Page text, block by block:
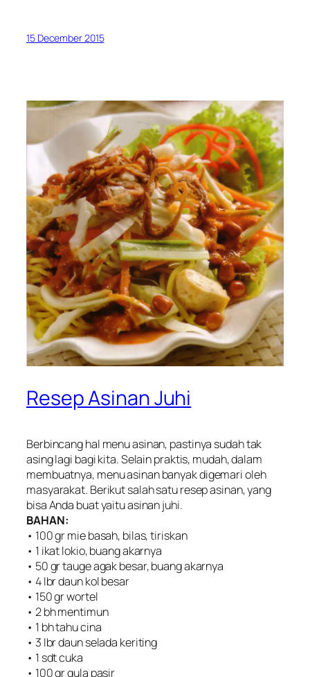
15 December 2015
Resep Asinan Juhi
Berbincang hal menu asinan, pastinya sudah tak
asing lagi bagi kita. Selain praktis, mudah, dalam
membuatnya, menu asinan banyak digemari oleh
masyarakat. Berikut salah satu resep asinan, yang
bisa Anda buat yaitu asinan juhi.
BAHAN:
• 100 gr mie basah, bilas, tiriskan
• 1 ikat lokio, buang akarnya
• 50 gr tauge agak besar, buang akarnya
• 4 Ibr daun kol besar
• 150 gr wortel
• 2 bh mentimun
• 1 bh tahu cina
• 3 lbr daun selada keriting
• 1 sdt cuka
• 100 gr gula pasir